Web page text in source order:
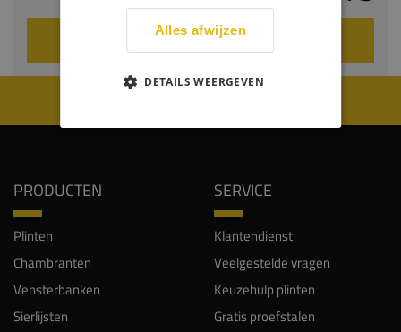
VOEG TOE AAN WINKELWAGEN
PRODUCTEN
Plinten
Chambranten
Vensterbanken
Sierlijsten
SERVICE
Klantendienst
Veelgestelde vragen
Keuzehulp plinten
Gratis proefstalen
Alles afwijzen
DETAILS WEERGEVEN